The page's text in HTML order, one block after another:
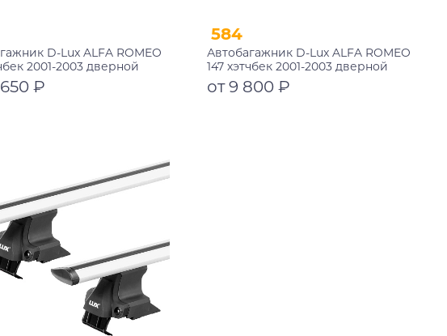
D-Lux ALFA ROMEO
2001-2003 дверной
трэвэл черный с
₽
584
Автобагажник D-Lux ALFA ROMEO
147 хэтчбек 2001-2003 дверной
проем аэро-трэвэл черный
от 9 800 ₽